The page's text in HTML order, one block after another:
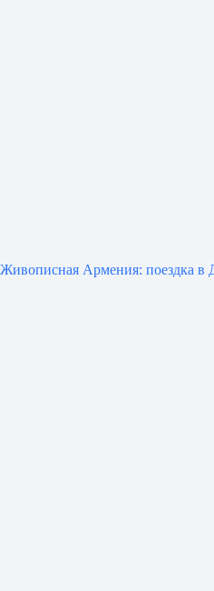
Живописная Армения: поездка в